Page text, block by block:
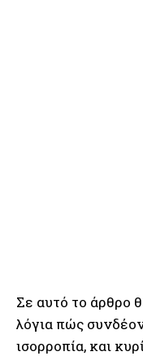
Σε αυτό το άρθρο
λόγια πώς
ισορροπία, και